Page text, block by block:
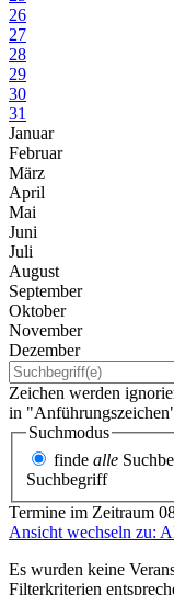
26
27
28
29
30
31
Januar
Februar
März
April
Mai
Juni
Juli
August
September
Oktober
November
Dezember
Zeichen werden
in
Suchmodus
finde alle
Suchbegriff
Termine im Zeitraum
Ansicht wechseln zu:
Es wurden keine
Filterkriterien